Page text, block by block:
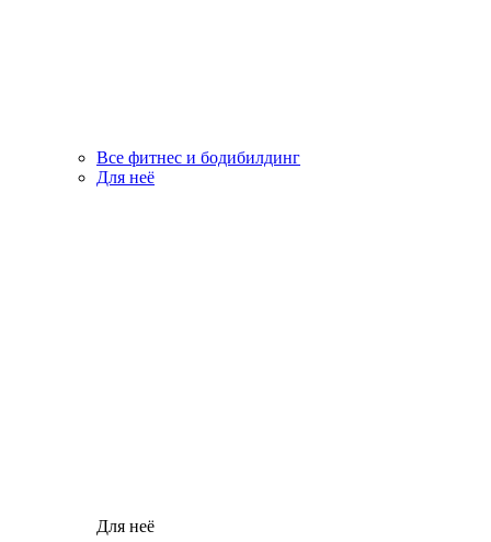
Все фитнес и бодибилдинг
Для неё
Для неё